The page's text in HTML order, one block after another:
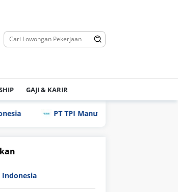
GAJI & KARIR
PT TPI Manufacturing Indonesia
Indonesia